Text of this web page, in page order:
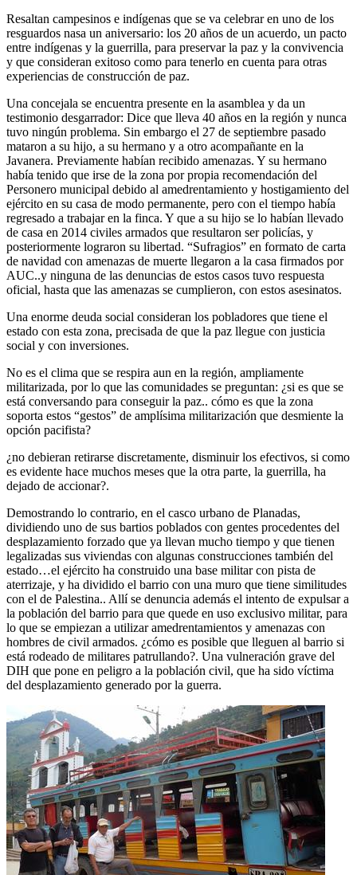
Resaltan campesinos e indígenas que se va celebrar en uno de los
resguardos nasa un aniversario: los 20 años de un acuerdo, un pacto
entre indígenas y la guerrilla, para preservar la paz y la convivencia
y que consideran exitoso como para tenerlo en cuenta para otras
experiencias de construcción de paz.
Una concejala se encuentra presente en la asamblea y da un
testimonio desgarrador: Dice que lleva 40 años en la región y nunca
tuvo ningún problema. Sin embargo el 27 de septiembre pasado
mataron a su hijo, a su hermano y a otro acompañante en la
Javanera. Previamente habían recibido amenazas. Y su hermano
había tenido que irse de la zona por propia recomendación del
Personero municipal debido al amedrentamiento y hostigamiento del
ejército en su casa de modo permanente, pero con el tiempo había
regresado a trabajar en la finca. Y que a su hijo se lo habían llevado
de casa en 2014 civiles armados que resultaron ser policías, y
posteriormente lograron su libertad. “Sufragios” en formato de carta
de navidad con amenazas de muerte llegaron a la casa firmados por
AUC..y ninguna de las denuncias de estos casos tuvo respuesta
oficial, hasta que las amenazas se cumplieron, con estos asesinatos.
Una enorme deuda social consideran los pobladores que tiene el
estado con esta zona, precisada de que la paz llegue con justicia
social y con inversiones.
No es el clima que se respira aun en la región, ampliamente
militarizada, por lo que las comunidades se preguntan: ¿si es que se
está conversando para conseguir la paz.. cómo es que la zona
soporta estos “gestos” de amplísima militarización que desmiente la
opción pacifista?
¿no debieran retirarse discretamente, disminuir los efectivos, si como
es evidente hace muchos meses que la otra parte, la guerrilla, ha
dejado de accionar?.
Demostrando lo contrario, en el casco urbano de Planadas,
dividiendo uno de sus bartios poblados con gentes procedentes del
desplazamiento forzado que ya llevan mucho tiempo y que tienen
legalizadas sus viviendas con algunas construcciones también del
estado…el ejército ha construido una base militar con pista de
aterrizaje, y ha dividido el barrio con una muro que tiene similitudes
con el de Palestina.. Allí se denuncia además el intento de expulsar a
la población del barrio para que quede en uso exclusivo militar, para
lo que se empiezan a utilizar amedrentamientos y amenazas con
hombres de civil armados. ¿cómo es posible que lleguen al barrio si
está rodeado de militares patrullando?. Una vulneración grave del
DIH que pone en peligro a la población civil, que ha sido víctima
del desplazamiento generado por la guerra.